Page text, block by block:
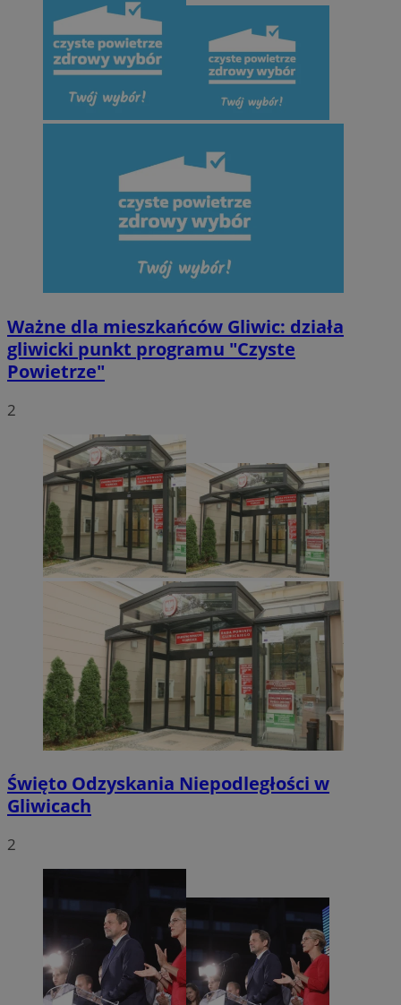
Ważne dla mieszkańców Gliwic: działa
gliwicki punkt programu "Czyste
Powietrze"
2
Święto Odzyskania Niepodległości w
Gliwicach
2